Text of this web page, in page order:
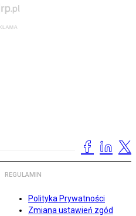
REGULAMIN
Polityka Prywatności
Zmiana ustawień zgód